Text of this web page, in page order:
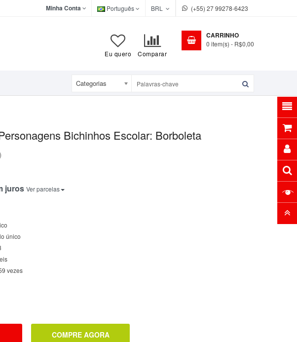
(+55) 27 99278-6423
Minha Conta Português
Eu quero Comparar
CARRINHO
0 item(s) - R$0,00
Categorias
Bichinhos Escolar: Borboleta
juros Ver parcelas
único
vezes